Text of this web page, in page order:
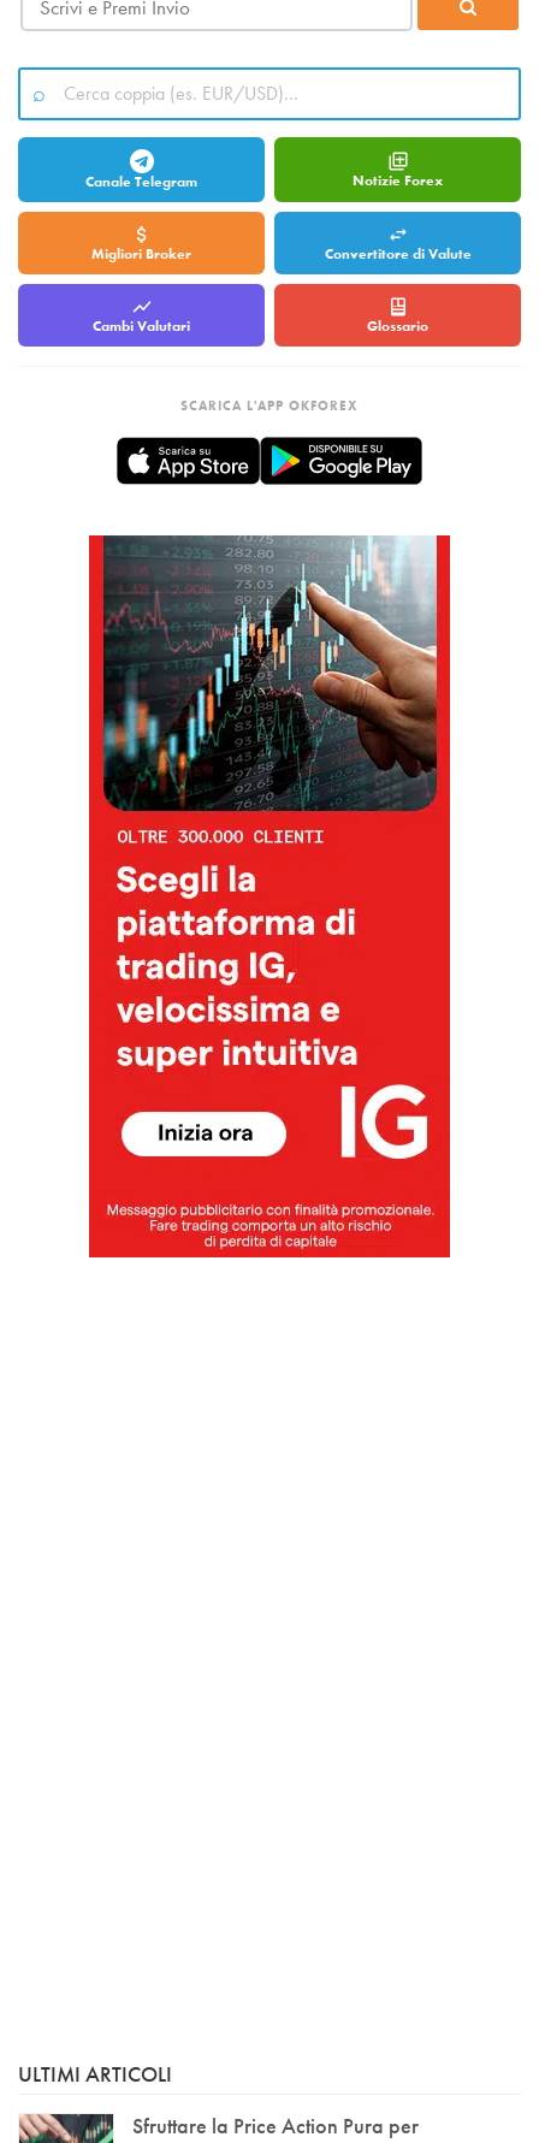
Canale Telegram Notizie Forex
Migliori Broker Convertitore di Valute
Cambi Valutari Glossario
SCARICA L'APP OKFOREX
ULTIMI ARTICOLI
Sfruttare la Price Action Pura per